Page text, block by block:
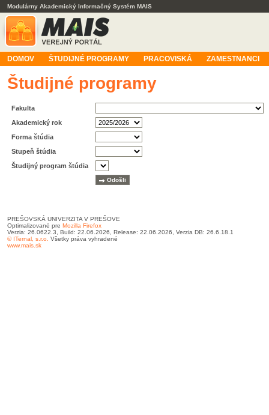
Modulárny Akademický Informačný Systém MAIS
DOMOV ŠTUDIJNÉ PROGRAMY PRACOVISKÁ ZAMESTNANCI
Študijné programy
Fakulta
Akademický rok
Forma štúdia
Stupeň štúdia
Študijný program štúdia
PREŠOVSKÁ UNIVERZITA V PREŠOVE
Optimalizované pre Mozilla Firefox
Verzia: 26.0622.3, Build: 22.06.2026, Release: 22.06.2026, Verzia DB: 26.6.18.1
© ITernal, s.r.o. Všetky práva vyhradené
www.mais.sk